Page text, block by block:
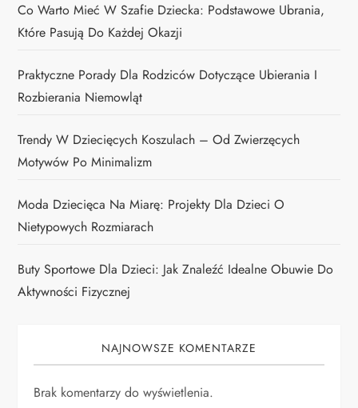
Co Warto Mieć W Szafie Dziecka: Podstawowe Ubrania,
Które Pasują Do Każdej Okazji
Praktyczne Porady Dla Rodziców Dotyczące Ubierania I
Rozbierania Niemowląt
Trendy W Dziecięcych Koszulach – Od Zwierzęcych
Motywów Po Minimalizm
Moda Dziecięca Na Miarę: Projekty Dla Dzieci O
Nietypowych Rozmiarach
Buty Sportowe Dla Dzieci: Jak Znaleźć Idealne Obuwie Do
Aktywności Fizycznej
NAJNOWSZE KOMENTARZE
Brak komentarzy do wyświetlenia.